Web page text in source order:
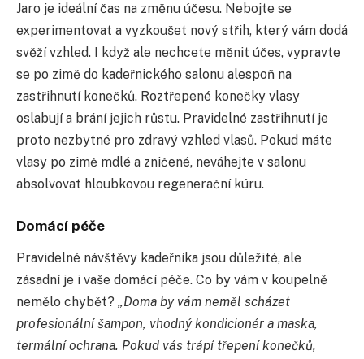
Jaro je ideální čas na změnu účesu. Nebojte se
experimentovat a vyzkoušet nový střih, který vám dodá
svěží vzhled. I když ale nechcete měnit účes, vypravte
se po zimě do kadeřnického salonu alespoň na
zastřihnutí konečků. Roztřepené konečky vlasy
oslabují a brání jejich růstu. Pravidelné zastřihnutí je
proto nezbytné pro zdravý vzhled vlasů. Pokud máte
vlasy po zimě mdlé a zničené, neváhejte v salonu
absolvovat hloubkovou regenerační kúru.
Domácí péče
Pravidelné návštěvy kadeřníka jsou důležité, ale
zásadní je i vaše domácí péče. Co by vám v koupelně
nemělo chybět? „Doma by vám neměl scházet
profesionální šampon, vhodný kondicionér a maska,
termální ochrana. Pokud vás trápí třepení konečků,